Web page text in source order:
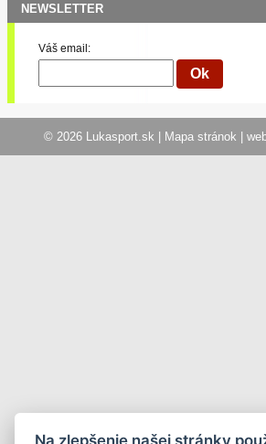
NEWSLETTER
Váš email:
© 2026 Lukasport.sk | Mapa stránok